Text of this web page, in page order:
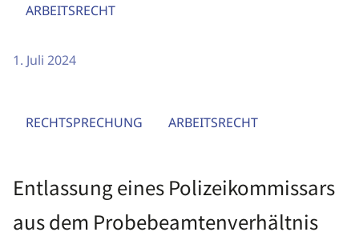
ARBEITSRECHT
1. Juli 2024
RECHTSPRECHUNG ARBEITSRECHT
Entlassung eines Polizeikommissars
aus dem Probebeamtenverhältnis